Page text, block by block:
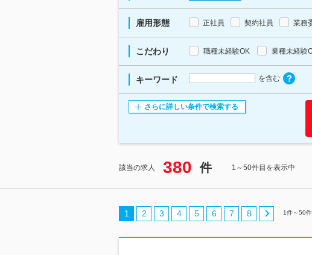
雇用形態 正社員 契約社員 業務
こだわり 職種未経験OK 業種未経験
キーワード を含む
さらに詳しい条件で検索する
該当の求人 380 件 1～50件目を表示中
1 2 3 4 5 6 7 8 1件～50